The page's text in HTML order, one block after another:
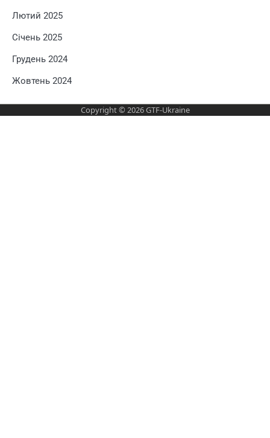
Лютий 2025
Січень 2025
Грудень 2024
Жовтень 2024
Copyright © 2026GTF-Ukraine